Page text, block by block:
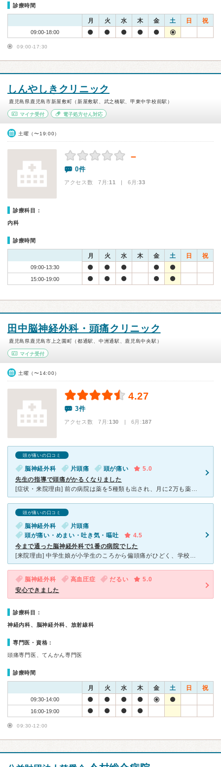
診療時間
月 火 水 木 金 土 日 祝
09:00-18:00
09:00-17:30
しんやしきクリニック
鹿児島県鹿児島市新屋敷町（新屋敷駅、武之橋駅、甲東中学校前駅）
マイナ受付 電子処方せん対応
土曜（〜19:00）
－
0件
アクセス数 7月:11 | 6月:33
診療科目：
内科
診療時間
月 火 水 木 金 土 日 祝
09:00-13:30
15:00-19:00
田中脳神経外科・頭痛クリニック
鹿児島県鹿児島市上之園町（都通駅、中洲通駅、鹿児島中央駅）
マイナ受付
土曜（〜14:00）
4.27
3件
アクセス数 7月:130 | 6月:187
頭が痛いの口コミ
脳神経外科 片頭痛 頭が痛い
5.0
先生の指導で頭痛がかるくなりました
[症状・来院理由] 前の病院は薬を5種類も出され、月に2万も薬代がかかり、なのに頭痛はひどくなるばかりで問題があるところでした。 [医師の診断・治療法] 薬の飲みすぎで薬物療法頭痛でした
頭が痛いの口コミ
脳神経外科
片頭痛
頭が痛い・めまい・吐き気・嘔吐
4.5
今まで通った脳神経外科で1番の病院でした
[来院理由] 中学生娘が小学生のころから偏頭痛がひどく、学校で倒れた時に 保健室の先生に勧められて伺いました [症状] ひどい偏頭痛。薬を飲んでも効くことがあまりなく、嘔吐や貧血を 1年
脳神経外科 高血圧症 だるい
5.0
安心できました
診療科目：
神経内科、脳神経外科、放射線科
専門医・資格：
頭痛専門医、てんかん専門医
診療時間
月 火 水 木 金 土 日 祝
09:30-14:00
16:00-19:00
09:30-12:00